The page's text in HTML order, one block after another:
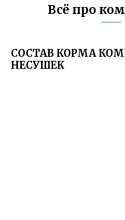
Всё про
СОСТАВ КОРМА
НЕСУШЕК